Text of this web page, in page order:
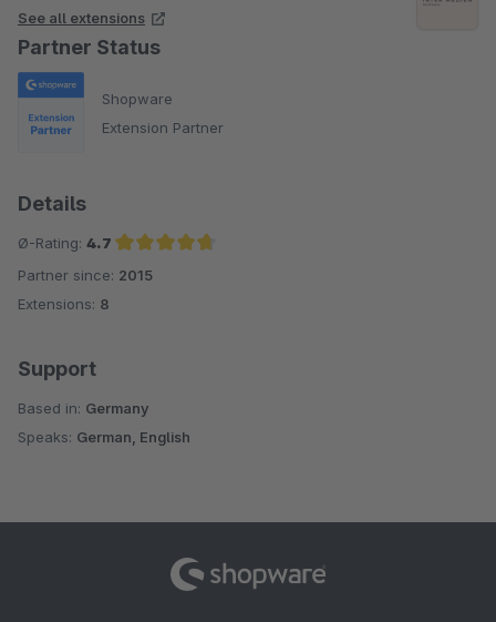
See all extensions
Partner Status
Shopware
Extension Partner
Details
Ø-Rating: 4.7
Average rating of 4.7 out of 5 stars
Partner since: 2015
Extensions: 8
Support
Based in: Germany
Speaks: German, English